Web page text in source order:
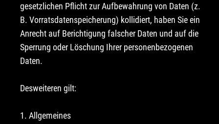
gesetzlichen Pflicht zur Aufbewahrung von Daten (z.
B. Vorratsdatenspeicherung) kollidiert, haben Sie ein
Anrecht auf Berichtigung falscher Daten und auf die
Sperrung oder Löschung Ihrer personenbezogenen
Daten.
Desweiteren gilt:
1. Allgemeines